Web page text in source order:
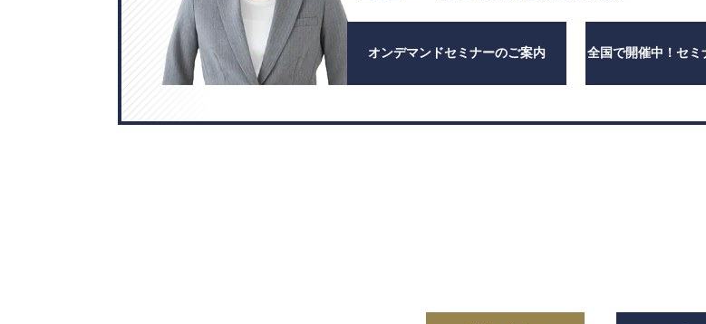
オンデマンドセミナーのご案内 全国で開催中！セミ